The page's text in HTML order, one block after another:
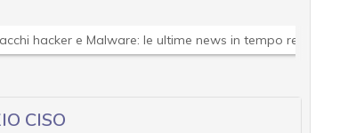
hacker e Malware: le ultime news in tempo reale e
CISO